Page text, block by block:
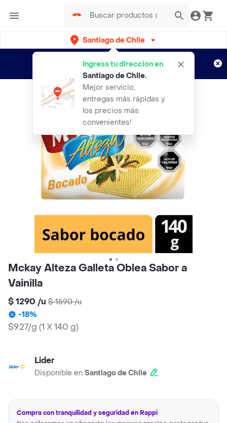
Santiago de Chile
Ingresa tu dirección en
Santiago de Chile.
Mejor servicio,
entregas más rápidas y
los precios más
convenientes!
envíos gratis por semanas
Aplican TyC
Mckay Alteza Galleta Oblea Sabor a
Vainilla
$ 1290 /u $ 1590/u
-18%
$9.27/g (1 X 140 g)
Lider
Disponible en Santiago de Chile
Compra con tranquilidad y seguridad en Rappi